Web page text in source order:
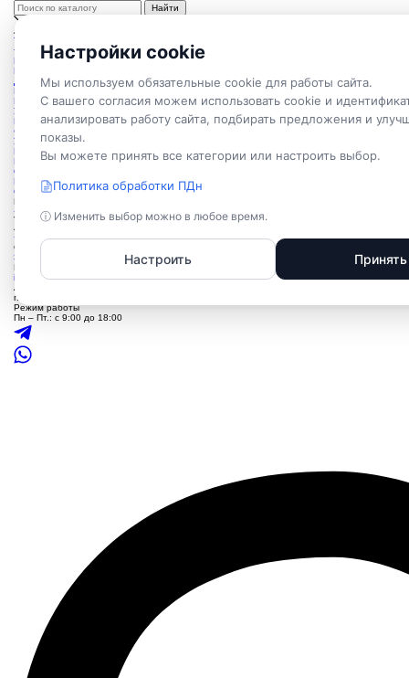
TEPLO
тепло и уют под ключ
Проекты
Каркасные дома
Дома из бруса
Каркасные бани
Бани из бруса
Услуги
Проектирование домов
Фундамент для дома
Установка септиков
Монтаж инженерных систем
Наши работы
Оформление
Контакты
О нас
Пишите, мы онлайн
+7 (921) 022-63-31
+7 (921) 022-63-31
Отдел продаж
Заказать звонок
E-mail
info@teplowood.com
Адрес
г. Пестово, Устюженское шоссе д. 4/5
Режим работы
Пн – Пт.: с 9:00 до 18:00
Настройки cookie
Мы используем обязательные cookie для работы сайта.
С вашего согласия можем использовать cookie и
анализировать работу сайта, подбирать предложения и
показы.
Вы можете принять все категории или настроить выбор.
Политика обработки ПДн
ⓘ Изменить выбор можно в любое время.
Настроить